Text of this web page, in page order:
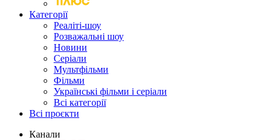
Категорії
Реаліті-шоу
Розважальні шоу
Новини
Серіали
Мультфільми
Фільми
Українські фільми і серіали
Всі категорії
Всі проєкти
Канали